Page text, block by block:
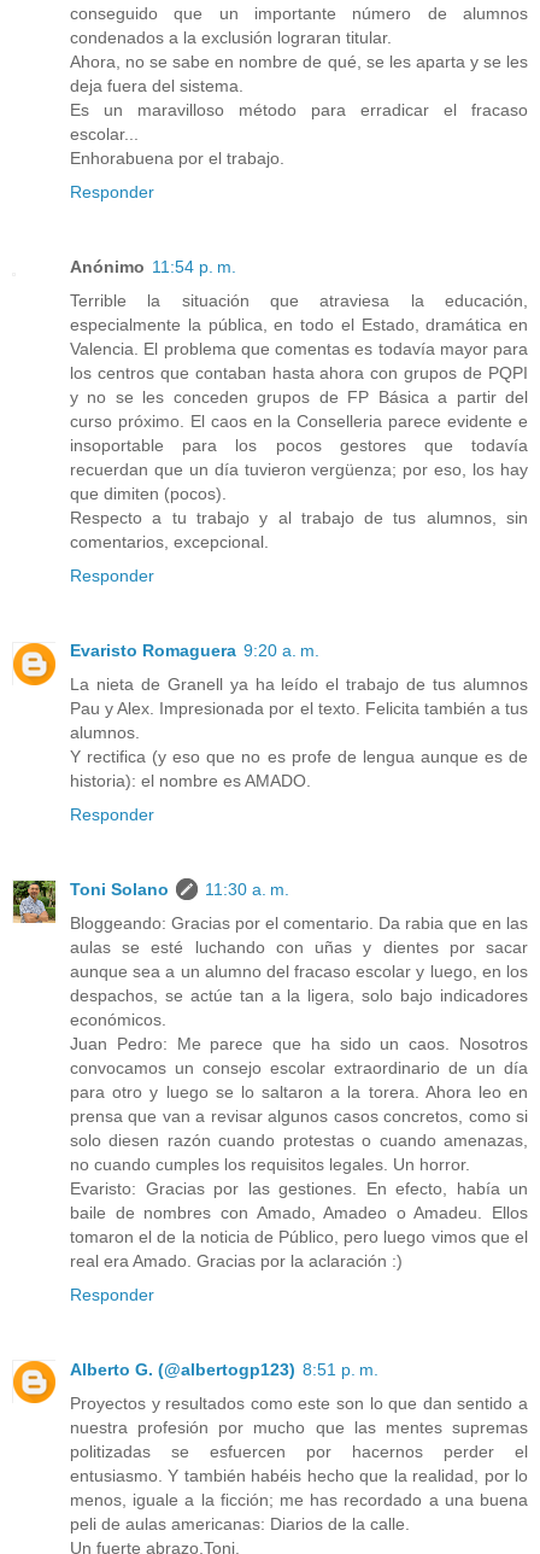
conseguido que un importante número de alumnos
condenados a la exclusión lograran titular.
Ahora, no se sabe en nombre de qué, se les aparta y se les
deja fuera del sistema.
Es un maravilloso método para erradicar el fracaso
escolar...
Enhorabuena por el trabajo.
Responder
Anónimo 11:54 p. m.
Terrible la situación que atraviesa la educación,
especialmente la pública, en todo el Estado, dramática en
Valencia. El problema que comentas es todavía mayor para
los centros que contaban hasta ahora con grupos de PQPI
y no se les conceden grupos de FP Básica a partir del
curso próximo. El caos en la Conselleria parece evidente e
insoportable para los pocos gestores que todavía
recuerdan que un día tuvieron vergüenza; por eso, los hay
que dimiten (pocos).
Respecto a tu trabajo y al trabajo de tus alumnos, sin
comentarios, excepcional.
Responder
Evaristo Romaguera 9:20 a. m.
La nieta de Granell ya ha leído el trabajo de tus alumnos
Pau y Alex. Impresionada por el texto. Felicita también a tus
alumnos.
Y rectifica (y eso que no es profe de lengua aunque es de
historia): el nombre es AMADO.
Responder
Toni Solano
11:30 a. m.
Bloggeando: Gracias por el comentario. Da rabia que en las
aulas se esté luchando con uñas y dientes por sacar
aunque sea a un alumno del fracaso escolar y luego, en los
despachos, se actúe tan a la ligera, solo bajo indicadores
económicos.
Juan Pedro: Me parece que ha sido un caos. Nosotros
convocamos un consejo escolar extraordinario de un día
para otro y luego se lo saltaron a la torera. Ahora leo en
prensa que van a revisar algunos casos concretos, como si
solo diesen razón cuando protestas o cuando amenazas,
no cuando cumples los requisitos legales. Un horror.
Evaristo: Gracias por las gestiones. En efecto, había un
baile de nombres con Amado, Amadeo o Amadeu. Ellos
tomaron el de la noticia de Público, pero luego vimos que el
real era Amado. Gracias por la aclaración :)
Responder
Alberto G. (@albertogp123) 8:51 p. m.
Proyectos y resultados como este son lo que dan sentido a
nuestra profesión por mucho que las mentes supremas
politizadas se esfuercen por hacernos perder el
entusiasmo. Y también habéis hecho que la realidad, por lo
menos, iguale a la ficción; me has recordado a una buena
peli de aulas americanas: Diarios de la calle.
Un fuerte abrazo,Toni.